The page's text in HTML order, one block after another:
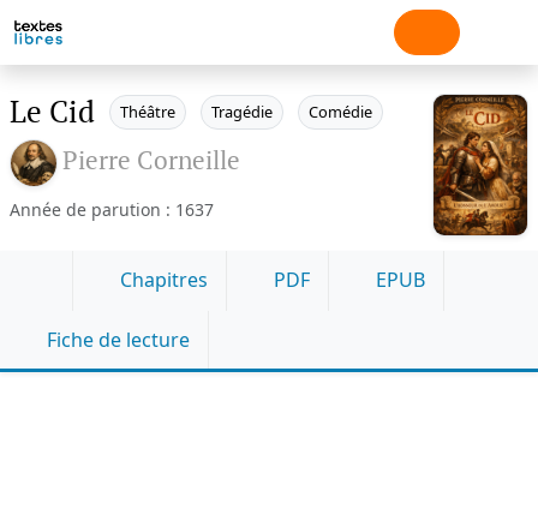
Le Cid Théâtre Tragédie Comédie
Pierre Corneille
Année de parution : 1637
Chapitres PDF EPUB
Fiche de lecture